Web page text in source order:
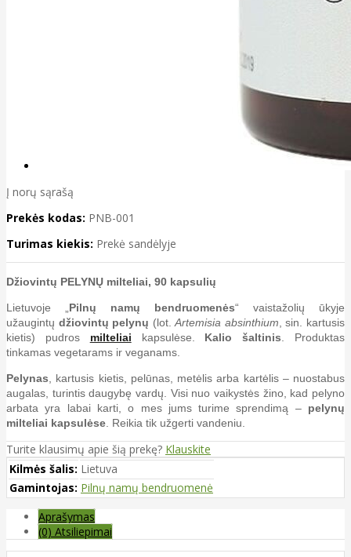
Į norų sąrašą
Prekės kodas: PNB-001
Turimas kiekis: Prekė sandėlyje
Džiovintų PELYNŲ milteliai, 90 kapsulių
Lietuvoje „ Pilnų namų bendruomenės“ vaistažolių ūkyje
užaugintų džiovintų pelynų (lot.Artemisia absinthium , sin. kartusis
kietis) pudros milteliai kapsulėse. Kalio šaltinis . Produktas
tinkamas vegetarams ir veganams.
Pelynas , kartusis kietis, pelūnas, metėlis arba kartėlis – nuostabus
augalas, turintis daugybę vardų. Visi nuo vaikystės žino, kad pelyno
arbata yra labai karti, o mes jums turime sprendimą – pelynų
milteliai kapsulėse . Reikia tik užgerti vandeniu.
Turite klausimų apie šią prekę? Klauskite
Kilmės šalis: Lietuva
Gamintojas: Pilnų namų bendruomenė
Aprašymas
(0) Atsiliepimai